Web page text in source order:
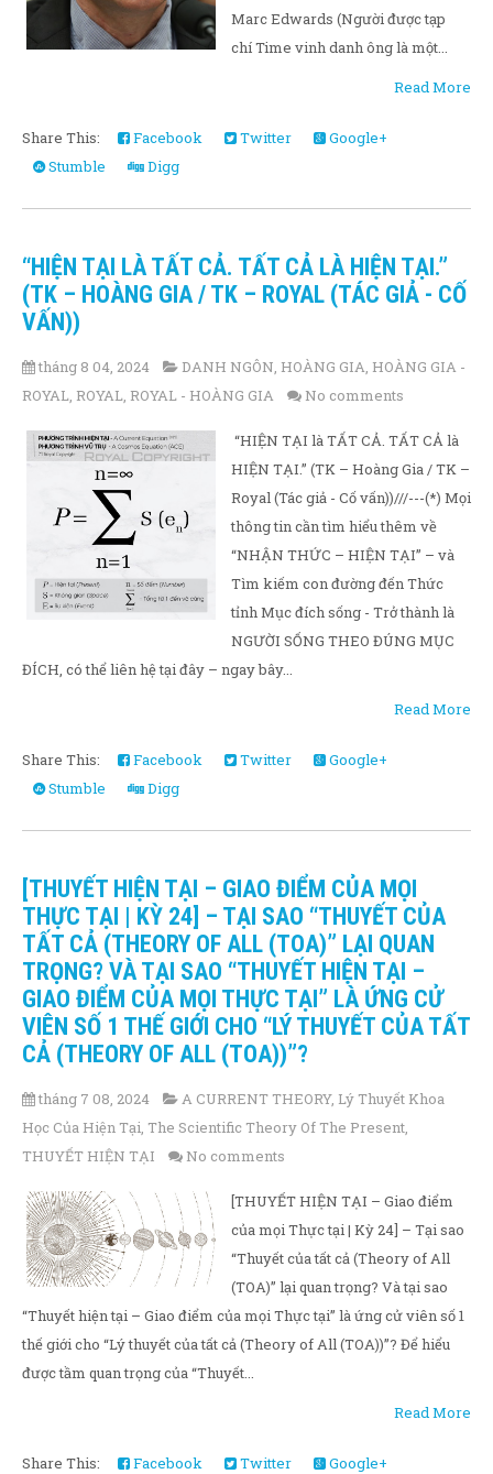
Marc Edwards (Người được tạp
chí Time vinh danh ông là một...
Read More
Share This: Facebook Twitter
Google+
Stumble
Digg
“HIỆN TẠI LÀ TẤT CẢ. TẤT CẢ LÀ HIỆN TẠI.”
(TK – HOÀNG GIA / TK – ROYAL (TÁC GIẢ - CỐ
VẤN))
tháng 8 04, 2024 DANH NGÔN, HOÀNG GIA, HOÀNG GIA -
ROYAL, ROYAL, ROYAL - HOÀNG GIA No comments
“HIỆN TẠI là TẤT CẢ. TẤT CẢ là
HIỆN TẠI.” (TK – Hoàng Gia / TK –
Royal (Tác giả - Cố vấn))///---(*) Mọi
thông tin cần tìm hiểu thêm về
“NHẬN THỨC – HIỆN TẠI” – và
Tìm kiếm con đường đến Thức
tỉnh Mục đích sống - Trở thành là
NGƯỜI SỐNG THEO ĐÚNG MỤC
ĐÍCH, có thể liên hệ tại đây – ngay bây...
Read More
Share This: Facebook Twitter
Google+
Stumble
Digg
[THUYẾT HIỆN TẠI – GIAO ĐIỂM CỦA MỌI
THỰC TẠI | KỲ 24] – TẠI SAO “THUYẾT CỦA
TẤT CẢ (THEORY OF ALL (TOA)” LẠI QUAN
TRỌNG? VÀ TẠI SAO “THUYẾT HIỆN TẠI –
GIAO ĐIỂM CỦA MỌI THỰC TẠI” LÀ ỨNG CỬ
VIÊN SỐ 1 THẾ GIỚI CHO “LÝ THUYẾT CỦA TẤT
CẢ (THEORY OF ALL (TOA))”?
tháng 7 08, 2024 A CURRENT THEORY, Lý Thuyết Khoa
Học Của Hiện Tại, The Scientific Theory Of The Present,
THUYẾT HIỆN TẠI
No comments
[THUYẾT HIỆN TẠI – Giao điểm
của mọi Thực tại | Kỳ 24] – Tại sao
“Thuyết của tất cả (Theory of All
(TOA)” lại quan trọng? Và tại sao
“Thuyết hiện tại – Giao điểm của mọi Thực tại” là ứng cử viên số 1
thế giới cho “Lý thuyết của tất cả (Theory of All (TOA))”? Để hiểu
được tầm quan trọng của “Thuyết...
Read More
Share This: Facebook Twitter
Google+